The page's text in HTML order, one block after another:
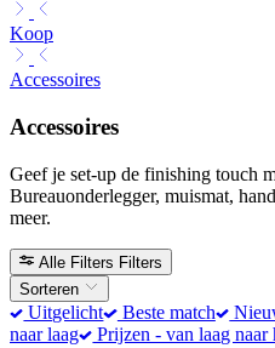
Koop
Accessoires
Accessoires
Geef je set-up de finishing touch
Bureauonderlegger, muismat,
meer.
Alle Filters Filters
Sorteren
Uitgelicht Beste match
naar laag
Prijzen - van laag naar